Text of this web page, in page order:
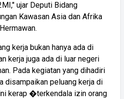
ujar Deputi Bidang
Kawasan Asia dan Afrika
kerja bukan hanya ada di
kerja juga ada di luar negeri
Pada kegiatan yang dihadiri
disampaikan peluang kerja di
kerap �terkendala izin orang